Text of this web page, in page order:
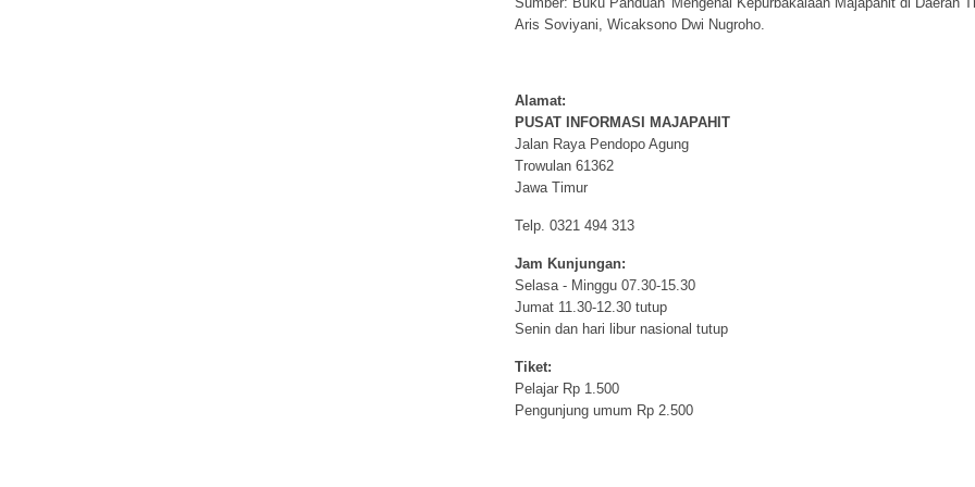
Aris Soviyani, Wicaksono Dwi Nugroho.
Alamat:
PUSAT INFORMASI MAJAPAHIT
Jalan Raya Pendopo Agung
Trowulan 61362
Jawa Timur
Telp. 0321 494 313
Jam Kunjungan:
Selasa - Minggu 07.30-15.30
Jumat 11.30-12.30 tutup
Senin dan hari libur nasional tutup
Tiket:
Pelajar Rp 1.500
Pengunjung umum Rp 2.500